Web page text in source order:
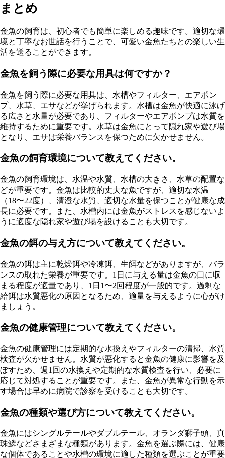
まとめ
金魚の飼育は、初心者でも簡単に楽しめる趣味です。適切な環
境と丁寧なお世話を行うことで、可愛い金魚たちとの楽しい生
活を送ることができます。
金魚を飼う際に必要な用具は何ですか？
金魚を飼う際に必要な用具は、水槽やフィルター、エアポン
プ、水草、エサなどが挙げられます。水槽は金魚が快適に泳げ
る広さと水量が必要であり、フィルターやエアポンプは水質を
維持するために重要です。水草は金魚にとって隠れ家や遊び場
となり、エサは栄養バランスを保つために欠かせません。
金魚の飼育環境について教えてください。
金魚の飼育環境は、水温や水質、水槽の大きさ、水草の配置な
どが重要です。金魚は比較的丈夫な魚ですが、適切な水温
（18〜22度）、清澄な水質、適切な水量を保つことが健康な成
長に必要です。また、水槽内には金魚がストレスを感じないよ
うに適度な隠れ家や遊び場を設けることも大切です。
金魚の餌の与え方について教えてください。
金魚の餌は主に乾燥餌や冷凍餌、生餌などがありますが、バラ
ンスの取れた栄養が重要です。1日に与える量は金魚の口に収
まる程度が適量であり、1日1〜2回程度が一般的です。過剰な
給餌は水質悪化の原因となるため、適量を与えるように心がけ
ましょう。
金魚の健康管理について教えてください。
金魚の健康管理には定期的な水換えやフィルターの清掃、水質
検査が欠かせません。水質が悪化すると金魚の健康に影響を及
ぼすため、週1回の水換えや定期的な水質検査を行い、必要に
応じて対処することが重要です。また、金魚が異常な行動を示
す場合は早めに病院で診察を受けることも大切です。
金魚の種類や選び方について教えてください。
金魚にはシングルテールやダブルテール、オランダ獅子頭、真
珠鱗などさまざまな種類があります。金魚を選ぶ際には、健康
な個体であることや水槽の環境に適した種類を選ぶことが重要